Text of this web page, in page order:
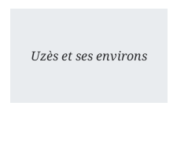
Uzès et ses environs